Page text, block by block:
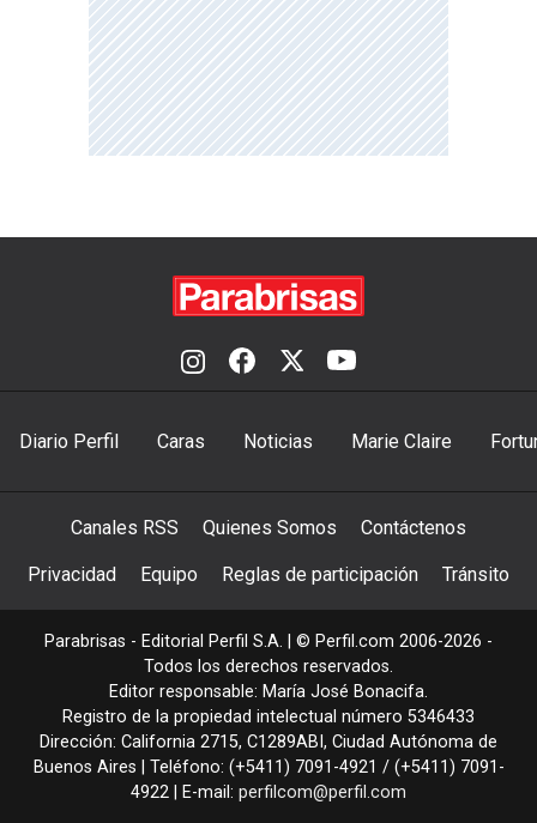
Diario Perfil Caras Noticias Marie Claire
Canales RSS Quienes Somos Contáctenos
Privacidad Equipo Reglas de participación Tránsito
Parabrisas - Editorial Perfil S.A. | © Perfil.com 2006-2026 -
Todos los derechos reservados.
Editor responsable: María José Bonacifa.
Registro de la propiedad intelectual número 5346433
Dirección: California 2715, C1289ABI , Ciudad Autónoma de
Buenos Aires | Teléfono: (+5411) 7091-4921 / (+5411) 7091-
4922 | E-mail: perfilcom@perfil.com